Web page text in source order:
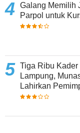
Galang Memilih
Parpol untuk
Tiga Ribu
Lampung,
Lahirkan